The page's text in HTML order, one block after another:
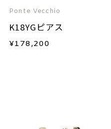
Ponte Vecchio
K18YGピアス
¥178,200